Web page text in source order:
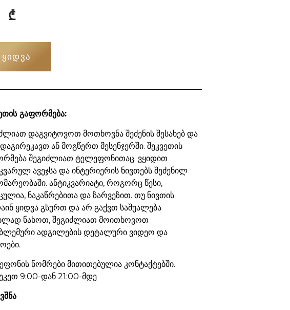
₾
ᲧᲘᲓᲕᲐ
გაფორმება:
დაგვიტოვოთ მოთხოვნა შეძენის შესახებ და
დაგირეკავთ ან მოგწერთ მესენჯერში. შეკვეთის
შეგიძლიათ ტელეფონითაც. ვყიდით
ავეჯსა და ინტერიერის ნივთებს შეძენილ
ანტიკვარიატი, როგორც წესი,
ნაკაწრებითა და ზარვეზით. თუ ნივთის
ყიდვა გსურთ და არ გაქვთ საშუალება
ნახოთ, შეგიძლიათ მოითხოვოთ
ადგილების დეტალური ვიდეო და
ნომრები მითითებულია კონტაქტებში.
9:00-დან 21:00-მდე